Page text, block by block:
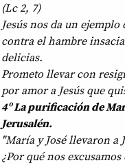
(Lc 2, 7)
Jesús nos da un
contra el hambre
delicias.
Prometo llevar con
por amor a Jesús que
4º La purificación de
Jerusalén.
"María y José llevaron a
¿Por qué nos